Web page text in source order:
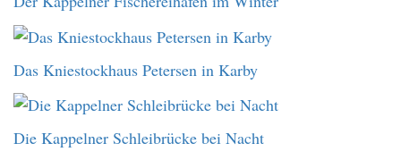
Das Kniestockhaus Petersen in Karby
Die Kappelner Schleibrücke bei Nacht